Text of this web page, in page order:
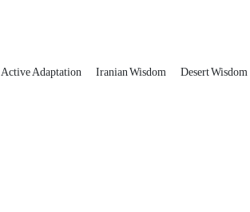
Active Adaptation Iranian Wisdom Desert Wisdom